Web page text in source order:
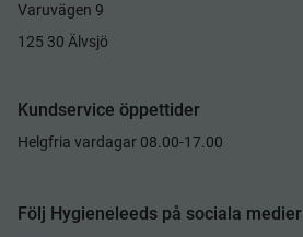
Varuvägen 9
125 30 Älvsjö
Kundservice öppettider
Helgfria vardagar 08.00-17.00
Följ Hygieneleeds på sociala medier